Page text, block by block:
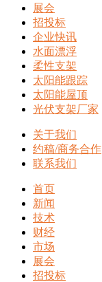
展会
招投标
企业快讯
水面漂浮
柔性支架
太阳能跟踪
太阳能屋顶
光伏支架厂家
关于我们
约稿/商务合作
联系我们
首页
新闻
技术
财经
市场
展会
招投标